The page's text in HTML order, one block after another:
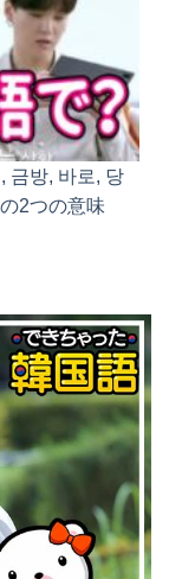
금방, 바로, 당
2つの意味